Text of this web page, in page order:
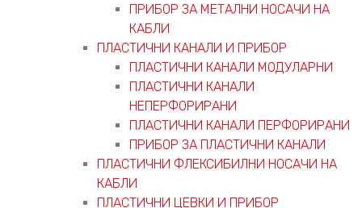
ПРИБОР ЗА МЕТАЛНИ НОСАЧИ НА
КАБЛИ
ПЛАСТИЧНИ КАНАЛИ И ПРИБОР
ПЛАСТИЧНИ КАНАЛИ МОДУЛАРНИ
ПЛАСТИЧНИ КАНАЛИ
НЕПЕРФОРИРАНИ
ПЛАСТИЧНИ КАНАЛИ ПЕРФОРИРАНИ
ПРИБОР ЗА ПЛАСТИЧНИ КАНАЛИ
ПЛАСТИЧНИ ФЛЕКСИБИЛНИ НОСАЧИ НА
КАБЛИ
ПЛАСТИЧНИ ЦЕВКИ И ПРИБОР